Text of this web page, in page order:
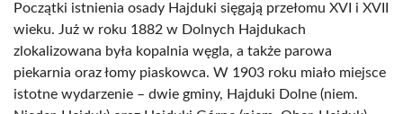
Początki istnienia osady Hajduki sięgają przełomu XVI i XVII
wieku. Już w roku 1882 w Dolnych Hajdukach
zlokalizowana była kopalnia węgla, a także parowa
piekarnia oraz łomy piaskowca. W 1903 roku miało miejsce
istotne wydarzenie – dwie gminy, Hajduki Dolne (niem.